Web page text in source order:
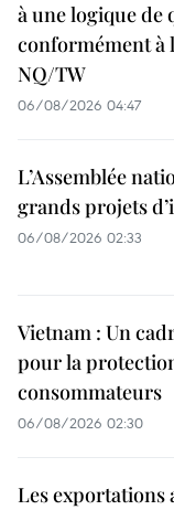
à une logique de
conformément à
NQ/TW
06/08/2026 04:47
L’Assemblée
grands projets
06/08/2026 02:33
Vietnam : Un
pour la
consommateurs
06/08/2026 02:30
Les exportations